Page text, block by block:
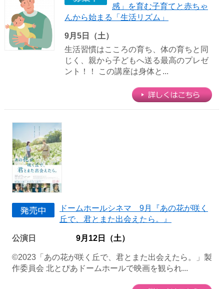
感」を育む子育てと赤ちゃ
んから始まる「生活リズム」
9月5日（土）
生活習慣はこころの育ち、体の育ちと同
じく、親から子どもへ送る最高のプレゼ
ント！！ この講座は身体と...
ドームホールシネマ 9月『あの花が咲く
丘で、君とまた出会えたら。』
公演日 9月12日（土）
©2023「あの花が咲く丘で、君とまた出会えたら。」製
作委員会 北とぴあドームホールで映画を観られ...